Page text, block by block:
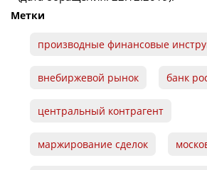
Метки
производные финансовые
внебиржевой рынок банк
центральный контрагент
маржирование сделок